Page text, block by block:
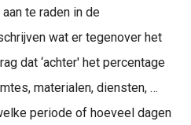
te raden in de
wat er tegenover het
dat ‘achter' het percentage
materialen, diensten, …
periode of hoeveel dagen